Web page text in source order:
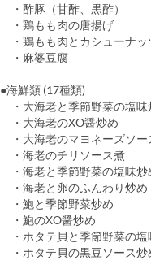
・酢豚（甘酢、黒酢）
・鶏もも肉の唐揚げ
・鶏もも肉とカシューナッ
・麻婆豆腐
●海鮮類 (17種類)
・大海老と季節野菜の塩味
・大海老のXO醤炒め
・大海老のマヨネーズソー
・海老のチリソース煮
・海老と季節野菜の塩味炒
・海老と卵のふんわり炒め
・鮑と季節野菜炒め
・鮑のXO醤炒め
・ホタテ貝と季節野菜の塩
・ホタテ貝